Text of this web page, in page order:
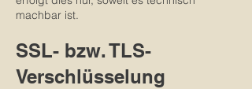
machbar ist.
SSL- bzw. TLS-
Verschlüsselung